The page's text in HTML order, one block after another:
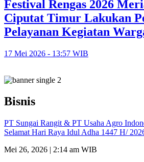
Festival Rengas 2026
Ciputat Timur Lakukan
Pelayanan Kegiatan
17 Mei 2026 - 13:57 WIB
Bisnis
PT Sungai Rangit & PT Usaha Agro
Selamat Hari Raya Idul Adha 1447 H/
Mei 26, 2026 | 2:14 am WIB